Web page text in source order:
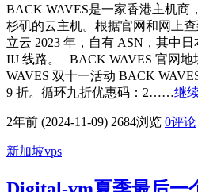
BACK WAVES是一家香港主机商
杉矶的云主机。根据官网和网上
立云 2023 年，自有 ASN，其中
IIJ 线路。 BACK WAVES 官网地
WAVES 双十一活动 BACK
9 折。循环九折优惠码：2……继
2年前 (2024-11-09) 2684浏览 0评论
新加坡vps